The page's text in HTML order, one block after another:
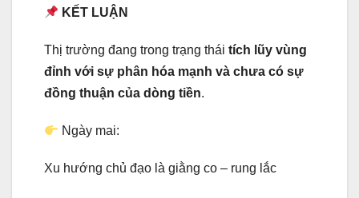
KẾT LUẬN
Thị trường đang trong trạng thái tích lũy vùng
đỉnh với sự phân hóa mạnh và chưa có sự
đồng thuận của dòng tiền.
Ngày mai:
Xu hướng chủ đạo là giằng co – rung lắc